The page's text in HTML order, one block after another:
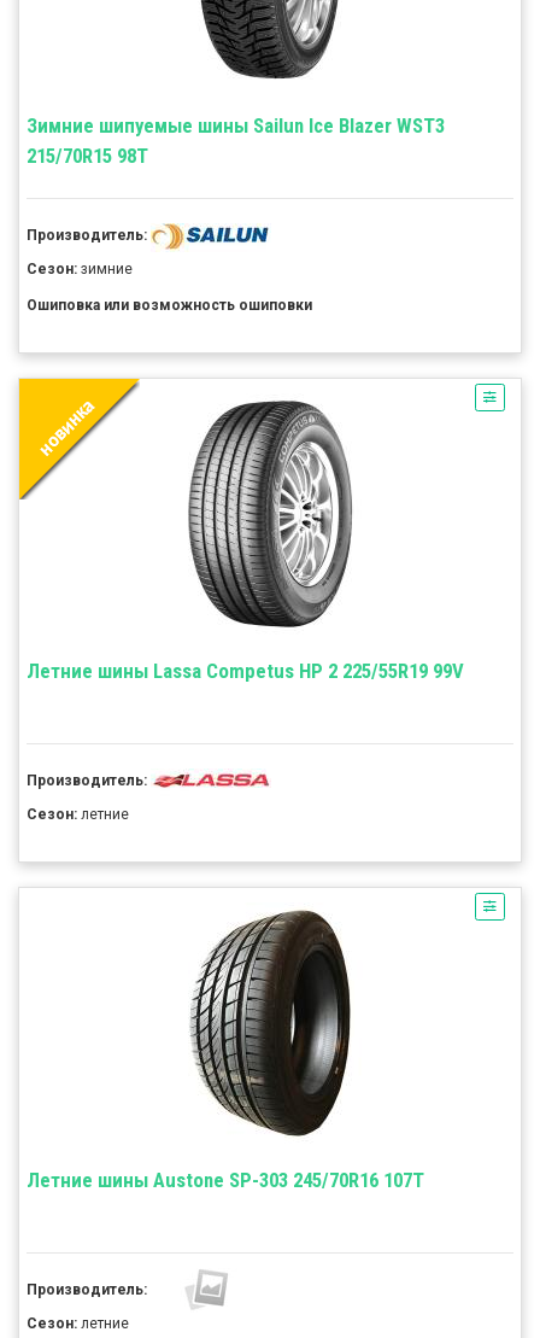
Зимние шипуемые шины Sailun Ice Blazer WST3
215/70R15 98T
Производитель:
Сезон: зимние
Ошиповка или возможность ошиповки
Летние шины Lassa Competus HP 2 225/55R19 99V
Производитель:
Сезон: летние
Летние шины Austone SP-303 245/70R16 107T
Производитель:
Сезон: летние